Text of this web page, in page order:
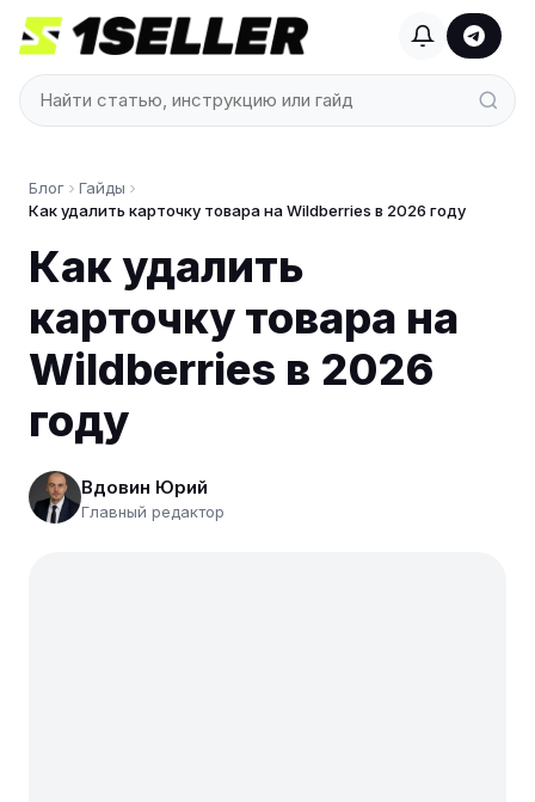
Блог
Гайды
Как удалить карточку товара на Wildberries в 2026 году
Как удалить
карточку товара на
Wildberries в 2026
году
Вдовин Юрий
Главный редактор